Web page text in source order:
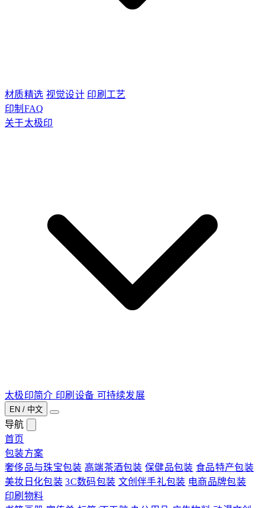
材质精选 视觉设计 印刷工艺
印制FAQ
关于太极印
太极印简介 印刷设备 可持续发展
EN / 中文
导航
首页
包装方案
奢侈品与珠宝包装 高端茶酒包装 保健品包装 食品特产包装
美妆日化包装 3C数码包装 文创伴手礼包装 电商品牌包装
印刷物料